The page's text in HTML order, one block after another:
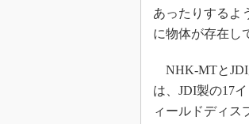
あったりするよ
に物体が存在し
NHK-MTとJDI
は、JDI製の17
ィールドディス